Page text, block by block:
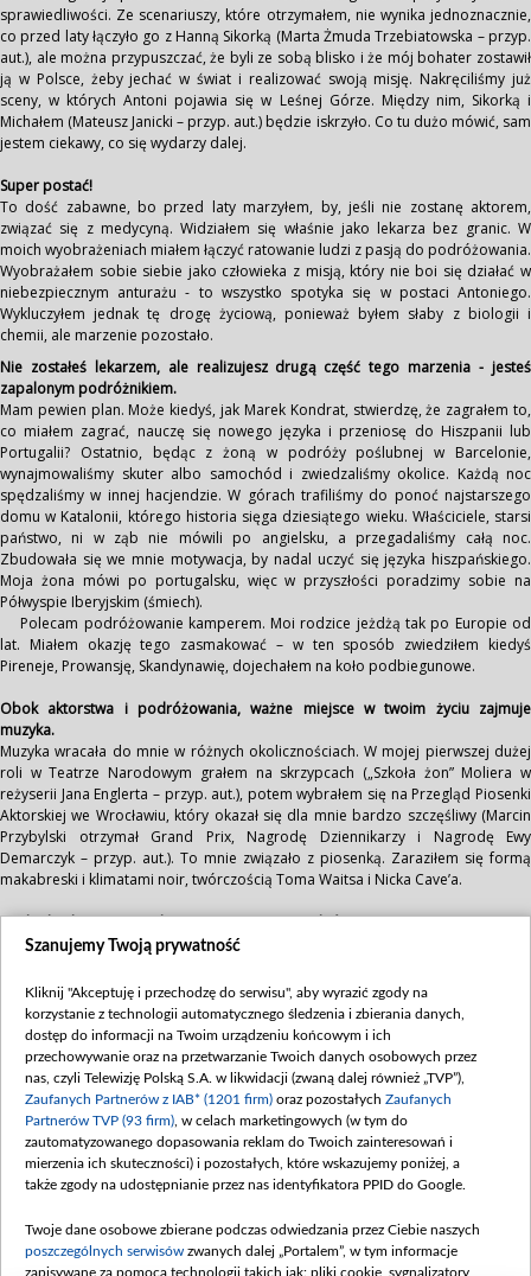
sprawiedliwości. Ze scenariuszy, które otrzymałem, nie wynika jednoznacznie,
co przed laty łączyło go z Hanną Sikorką (Marta Żmuda Trzebiatowska – przyp.
aut.), ale można przypuszczać, że byli ze sobą blisko i że mój bohater zostawił
ją w Polsce, żeby jechać w świat i realizować swoją misję. Nakręciliśmy już
sceny, w których Antoni pojawia się w Leśnej Górze. Między nim, Sikorką i
Michałem (Mateusz Janicki – przyp. aut.) będzie iskrzyło. Co tu dużo mówić, sam
jestem ciekawy, co się wydarzy dalej.
Super postać!
To dość zabawne, bo przed laty marzyłem, by, jeśli nie zostanę aktorem,
związać się z medycyną. Widziałem się właśnie jako lekarza bez granic. W
moich wyobrażeniach miałem łączyć ratowanie ludzi z pasją do podróżowania.
Wyobrażałem sobie siebie jako człowieka z misją, który nie boi się działać w
niebezpiecznym anturażu - to wszystko spotyka się w postaci Antoniego.
Wykluczyłem jednak tę drogę życiową, ponieważ byłem słaby z biologii i
chemii, ale marzenie pozostało.
Nie zostałeś lekarzem, ale realizujesz drugą część tego marzenia - jesteś
zapalonym podróżnikiem.
Mam pewien plan. Może kiedyś, jak Marek Kondrat, stwierdzę, że zagrałem to,
co miałem zagrać, nauczę się nowego języka i przeniosę do Hiszpanii lub
Portugalii? Ostatnio, będąc z żoną w podróży poślubnej w Barcelonie,
wynajmowaliśmy skuter albo samochód i zwiedzaliśmy okolice. Każdą noc
spędzaliśmy w innej hacjendzie. W górach trafiliśmy do ponoć najstarszego
domu w Katalonii, którego historia sięga dziesiątego wieku. Właściciele, starsi
państwo, ni w ząb nie mówili po angielsku, a przegadaliśmy całą noc.
Zbudowała się we mnie motywacja, by nadal uczyć się języka hiszpańskiego.
Moja żona mówi po portugalsku, więc w przyszłości poradzimy sobie na
Półwyspie Iberyjskim (śmiech).
Polecam podróżowanie kamperem. Moi rodzice jeżdżą tak po Europie od
lat. Miałem okazję tego zasmakować – w ten sposób zwiedziłem kiedyś
Pireneje, Prowansję, Skandynawię, dojechałem na koło podbiegunowe.
Obok aktorstwa i podróżowania, ważne miejsce w twoim życiu zajmuje
muzyka.
Muzyka wracała do mnie w różnych okolicznościach. W mojej pierwszej dużej
roli w Teatrze Narodowym grałem na skrzypcach („Szkoła żon” Moliera w
reżyserii Jana Englerta – przyp. aut.), potem wybrałem się na Przegląd Piosenki
Aktorskiej we Wrocławiu, który okazał się dla mnie bardzo szczęśliwy (Marcin
Przybylski otrzymał Grand Prix, Nagrodę Dziennikarzy i Nagrodę Ewy
Demarczyk – przyp. aut.). To mnie związało z piosenką. Zaraziłem się formą
makabreski i klimatami noir, twórczością Toma Waitsa i Nicka Cave’a.
Kiedy będzie można kupić twoją płytę, o której wspomniałeś w naszej
rozmowie?
muszę uzbierać fundusze, żeby móc wreszcie wydać płytę. W przyszłości
planuję stworzyć jej wersję sceniczną.
Zaprosiłem do współpracy jednego z najlepszych pianistów i aranżerów
jazzowych, Krzysztofa Herdzina, który został patronem twórczym i opiekunem
stylistycznym mojej płyty. Pracowałem nad nią również z muzykami, którzy na
co dzień towarzyszą Krzysztofowi - Robertem Kubiszynem, Cezarym Konradem
czy Wiesławem Wysockim, a także wspaniałymi aktorami – Krystyną Tkacz,
Kasią Dąbrowską, Moniką Dryl, Julią Chmielnik, Januszem Gajosem i Marianem
Opanią, o którym już wspominałem. Zaprosiłem też, a jakże, moich studentów.
Swoimi talentami wnieśli do konceptu bardzo dużo witalności. Ta płyta jest
Opowiada tajemniczą, kryminalną historię pewnego wampirycznego
szansonisty z lat pięćdziesiątych.
Szanujemy Twoją prywatność
Kliknij "Akceptuję i przechodzę do serwisu", aby wyrazić zgody na
korzystanie z technologii automatycznego śledzenia i zbierania danych,
dostęp do informacji na Twoim urządzeniu końcowym i ich
przechowywanie oraz na przetwarzanie Twoich danych osobowych przez
nas, czyli Telewizję Polską S.A. w likwidacji (zwaną dalej również „TVP”),
Zaufanych Partnerów z IAB* (1201 firm) oraz pozostałych Zaufanych
Partnerów TVP (93 firm) , w celach marketingowych (w tym do
zautomatyzowanego dopasowania reklam do Twoich zainteresowań i
mierzenia ich skuteczności) i pozostałych, które wskazujemy poniżej, a
także zgody na udostępnianie przez nas identyfikatora PPID do Google.
Twoje dane osobowe zbierane podczas odwiedzania przez Ciebie naszych
poszczególnych serwisów zwanych dalej „Portalem”, w tym informacje
zapisywane za pomocą technologii takich jak: pliki cookie, sygnalizatory